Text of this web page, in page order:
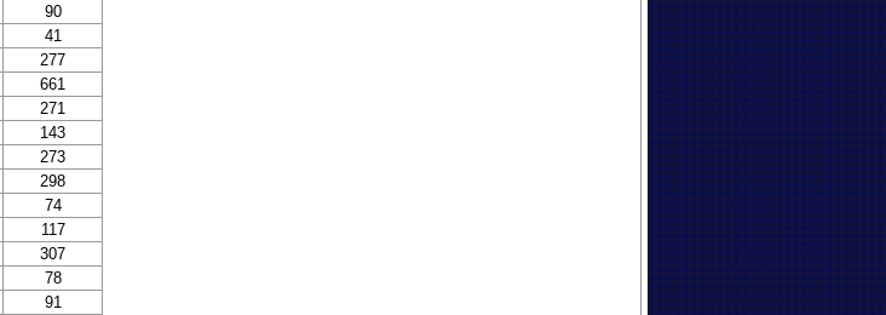
90
41
277
661
271
143
273
298
74
117
307
78
91